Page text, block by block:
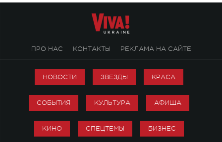
ПРО НАС КОНТАКТЫ РЕКЛАМА НА САЙТЕ
НОВОСТИ ЗВЕЗДЫ КРАСА
СОБЫТИЯ КУЛЬТУРА АФИША
КИНО СПЕЦТЕМЫ БИЗНЕС